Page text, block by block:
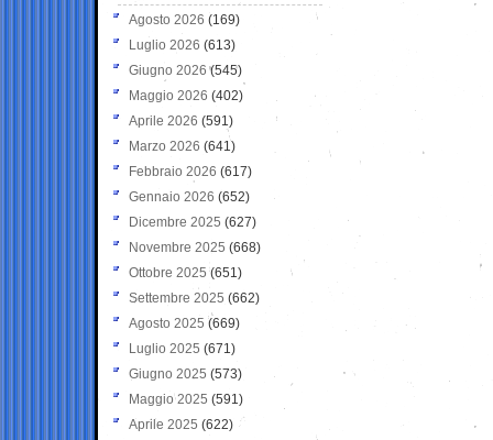
Agosto 2026 (169)
Luglio 2026 (613)
Giugno 2026 (545)
Maggio 2026 (402)
Aprile 2026 (591)
Marzo 2026 (641)
Febbraio 2026 (617)
Gennaio 2026 (652)
Dicembre 2025 (627)
Novembre 2025 (668)
Ottobre 2025 (651)
Settembre 2025 (662)
Agosto 2025 (669)
Luglio 2025 (671)
Giugno 2025 (573)
Maggio 2025 (591)
Aprile 2025 (622)